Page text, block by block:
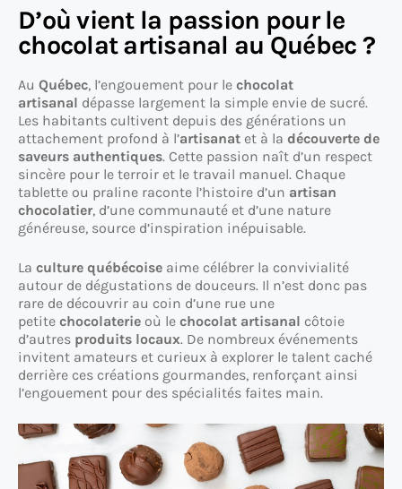
D’où vient la passion pour le
chocolat artisanal au Québec ?
Au Québec, l’engouement pour le chocolat
artisanal dépasse largement la simple envie de sucré.
Les habitants cultivent depuis des générations un
attachement profond à l’artisanat et à la découverte de
saveurs authentiques. Cette passion naît d’un respect
sincère pour le terroir et le travail manuel. Chaque
tablette ou praline raconte l’histoire d’un artisan
chocolatier, d’une communauté et d’une nature
généreuse, source d’inspiration inépuisable.
La culture québécoise aime célébrer la convivialité
autour de dégustations de douceurs. Il n’est donc pas
rare de découvrir au coin d’une rue une
petite chocolaterie où le chocolat artisanal côtoie
d’autres produits locaux. De nombreux événements
invitent amateurs et curieux à explorer le talent caché
derrière ces créations gourmandes, renforçant ainsi
l’engouement pour des spécialités faites main.